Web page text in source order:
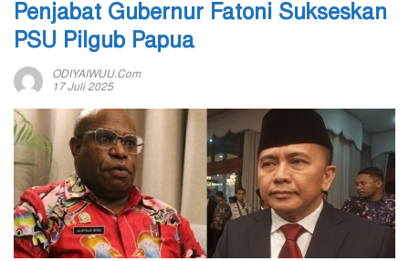
Penjabat Gubernur Fatoni Sukseskan
PSU Pilgub Papua
ODIYAIWUU.com
17 Juli 2025